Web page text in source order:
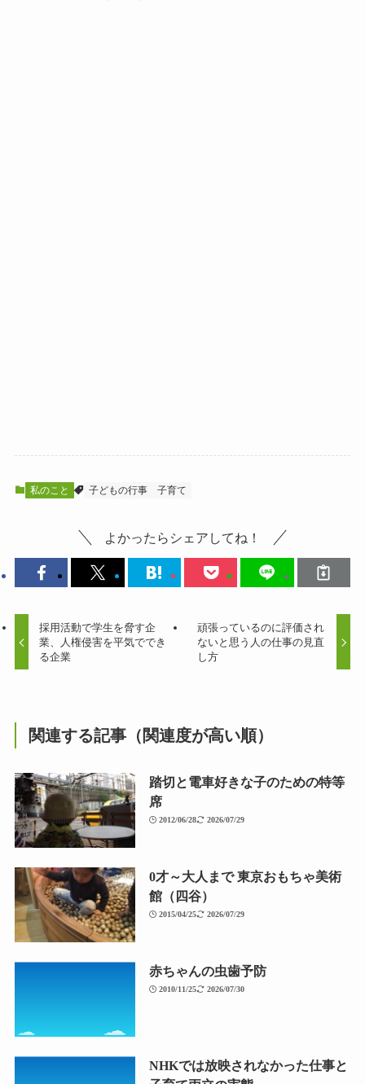
私のこと 子どもの行事 子育て
よかったらシェアしてね！
採用活動で学生を脅す企
業、人権侵害を平気ででき
る企業
頑張っているのに評価され
ないと思う人の仕事の見直
し方
関連する記事（関連度が高い順）
踏切と電車好きな子のための特等
席
2012/06/28 2026/07/29
0才～大人まで 東京おもちゃ美術
館（四谷）
2015/04/25 2026/07/29
赤ちゃんの虫歯予防
2010/11/25 2026/07/30
NHKでは放映されなかった仕事と